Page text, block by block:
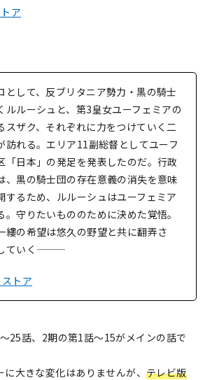
ア
として、反ブリタニア勢力・黒の騎士
ルルーシュと、第3皇女ユーフェミアの
スザク、それぞれに力をつけていく二
訪れる。エリア11副総督としてユーフ
「日本」の発足を発表したのだ。行政
、黒の騎士団の存在意義の消失を意味
するため、ルルーシュはユーフェミア
。守りたいもののために決めた覚悟。
縷の希望は悠久の野望と共に翻弄さ
く―――
トア
25話、2期の第1話〜15がメインの話で
に大きな変化はありませんが、テレビ版